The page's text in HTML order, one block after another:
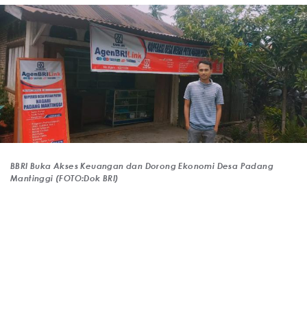
BBRI Buka Akses Keuangan dan Dorong Ekonomi Desa Padang
Mantinggi (FOTO:Dok BRI)